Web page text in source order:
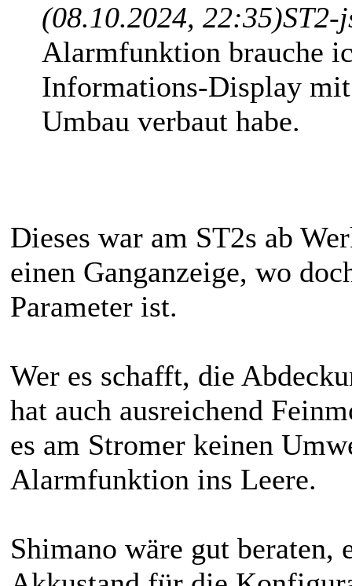
(08.10.2024, 22:35)
Alarmfunktion brauche
Informations-Display
Umbau verbaut habe.
Dieses war am ST2s ab
einen Ganganzeige, wo
Parameter ist.
Wer es schafft, die
hat auch ausreichend
es am Stromer keinen
Alarmfunktion ins Leere.
Shimano wäre gut